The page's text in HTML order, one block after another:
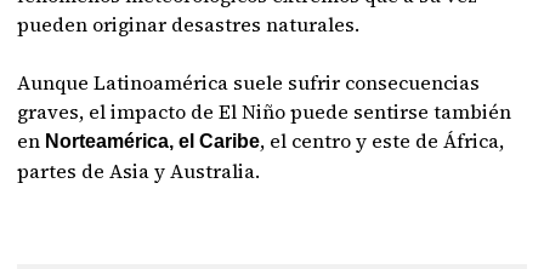
pueden originar desastres naturales.
Aunque Latinoamérica suele sufrir consecuencias
graves, el impacto de El Niño puede sentirse también
en Norteamérica, el Caribe, el centro y este de África,
partes de Asia y Australia.